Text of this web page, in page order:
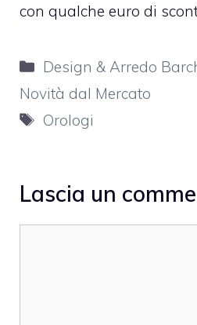
con qualche euro di
Categorie
Design & Arredo
Novità dal Mercato
Tag
Orologi
Lascia un